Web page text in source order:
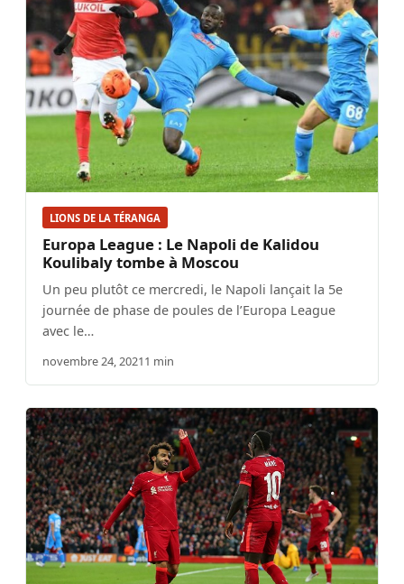
LIONS DE LA TÉRANGA
Europa League : Le Napoli de Kalidou
Koulibaly tombe à Moscou
Un peu plutôt ce mercredi, le Napoli lançait la 5e
journée de phase de poules de l’Europa League
avec le…
novembre 24, 20211 min